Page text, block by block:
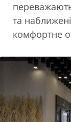
та
комфортне